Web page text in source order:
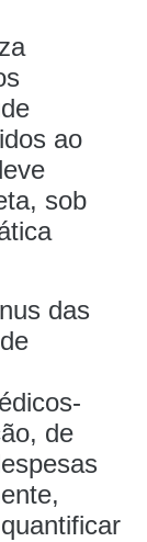
ao
sob
das
de